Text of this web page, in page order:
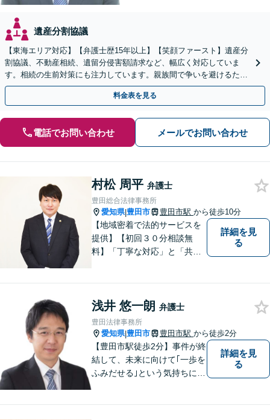
遺産分割協議
【東海エリア対応】【弁護士歴15年以上】【笑顔ファースト】遺産分
割協議、不動産相続、遺留分侵害額請求など、幅広く対応していま
す。相続の生前対策にも注力しています。親族間で争いを避けるため
にも、お早めにご相談ください。【初回面談無料】
料金表を見る
電話でお問い合わせ メールでお問い合わせ
村松 周平 弁護士
豊田総合法律事務所
愛知県|豊田市 豊田市駅 から徒歩10分
【地域密着で法的サービスを
提供】【初回３０分相談無
料】「丁寧な対応」と「共
詳細を見
る
浅井 悠一朗 弁護士
豊田法律事務所
愛知県|豊田市 豊田市駅 から徒歩2分
【豊田市駅徒歩2分】事件が終
結して、未来に向けて｢一歩を
ふみだせる｣という気持ちに向
詳細を見
る